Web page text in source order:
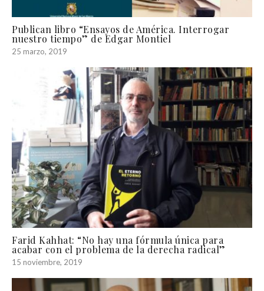
Publican libro “Ensayos de América. Interrogar
nuestro tiempo” de Edgar Montiel
25 marzo, 2019
Farid Kahhat: “No hay una fórmula única para
acabar con el problema de la derecha radical”
15 noviembre, 2019